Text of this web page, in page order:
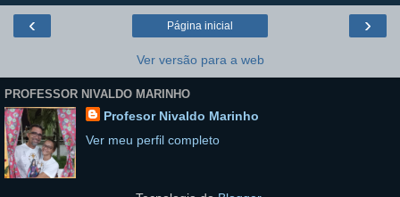
‹ ›
Página inicial
Ver versão para a web
PROFESSOR NIVALDO MARINHO
Profesor Nivaldo Marinho
Ver meu perfil completo